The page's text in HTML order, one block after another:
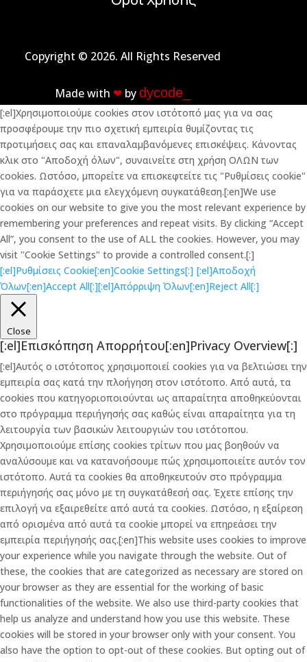
Copyright © 2026. All Rights Reserved
Made with ❤︎ bydycode_
[:el]Χρησιμοποιούμε cookies στον ιστότοπό μας για να σας
προσφέρουμε την πιο σχετική εμπειρία θυμίζοντας τις
προτιμήσεις σας και επαναλαμβανόμενες επισκέψεις. Κάνοντας
κλικ στο "Αποδοχή όλων", συναινείτε στη χρήση ΟΛΩΝ των
cookies. Ωστόσο, μπορείτε να επισκεφτείτε τις "Ρυθμίσεις cookie"
για να παράσχετε μια ελεγχόμενη συγκατάθεση.[:en]We use
cookies on our website to give you the most relevant experience by
remembering your preferences and repeat visits. By clicking “Accept
All”, you consent to the use of ALL the cookies. However, you may
visit "Cookie Settings" to provide a controlled consent.[:]
[:el]Ρυθμίσεις Cookie[:en]Cookie Settings[:] [:el]Αποδοχή
Όλων[:en]Accept All[:][:el]Απόρριψη Όλων[:en]Reject All[:]
Close
[:el]Επισκόπηση Απορρήτου[:en]Privacy Overview[:]
[:el]Αυτός ο ιστότοπος χρησιμοποιεί cookies για να βελτιώσει την
εμπειρία σας κατά την πλοήγηση στον ιστότοπο. Από αυτά, τα
cookies που κατηγοριοποιούνται ως απαραίτητα αποθηκεύονται
στο πρόγραμμα περιήγησής σας καθώς είναι απαραίτητα για τη
λειτουργία των βασικών λειτουργιών του ιστότοπου.
Χρησιμοποιούμε επίσης cookies τρίτων που μας βοηθούν να
αναλύσουμε και να κατανοήσουμε πώς χρησιμοποιείτε αυτόν τον
ιστότοπο. Αυτά τα cookies θα αποθηκευτούν στο πρόγραμμα
περιήγησής σας μόνο με τη συγκατάθεσή σας. Έχετε επίσης την
επιλογή να εξαιρεθείτε από αυτά τα cookies. Ωστόσο, η εξαίρεση
από ορισμένα από αυτά τα cookie μπορεί να επηρεάσει την
εμπειρία περιήγησής σας.[:en]This website uses cookies to improve
your experience while you navigate through the website. Out of
these, the cookies that are categorized as necessary are stored on
your browser as they are essential for the working of basic
functionalities of the website. We also use third-party cookies that
help us analyze and understand how you use this website. These
cookies will be stored in your browser only with your consent. You
also have the option to opt-out of these cookies. But opting out of